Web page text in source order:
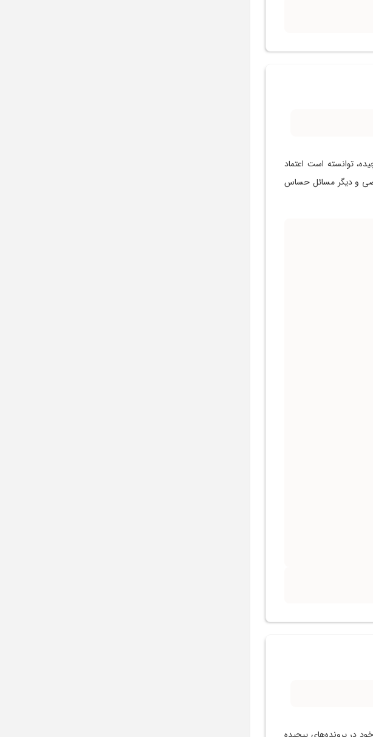
توانسته است اعتماد
وصی و دیگر مسائل حساس